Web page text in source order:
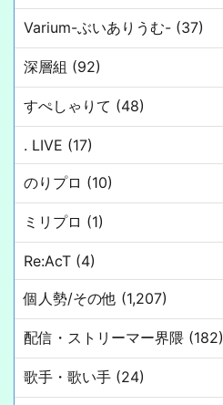
Varium-ぶいありうむ- (37)
深層組 (92)
すぺしゃりて (48)
. LIVE (17)
のりプロ (10)
ミリプロ (1)
Re:AcT (4)
個人勢/その他 (1,207)
配信・ストリーマー界隈 (182)
歌手・歌い手 (24)